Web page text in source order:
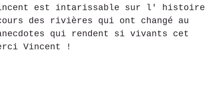
est intarissable sur l' histoire
des rivières qui ont changé au
qui rendent si vivants cet
Vincent !